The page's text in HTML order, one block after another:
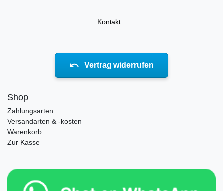
Kontakt
Vertrag widerrufen
Shop
Zahlungsarten
Versandarten & -kosten
Warenkorb
Zur Kasse